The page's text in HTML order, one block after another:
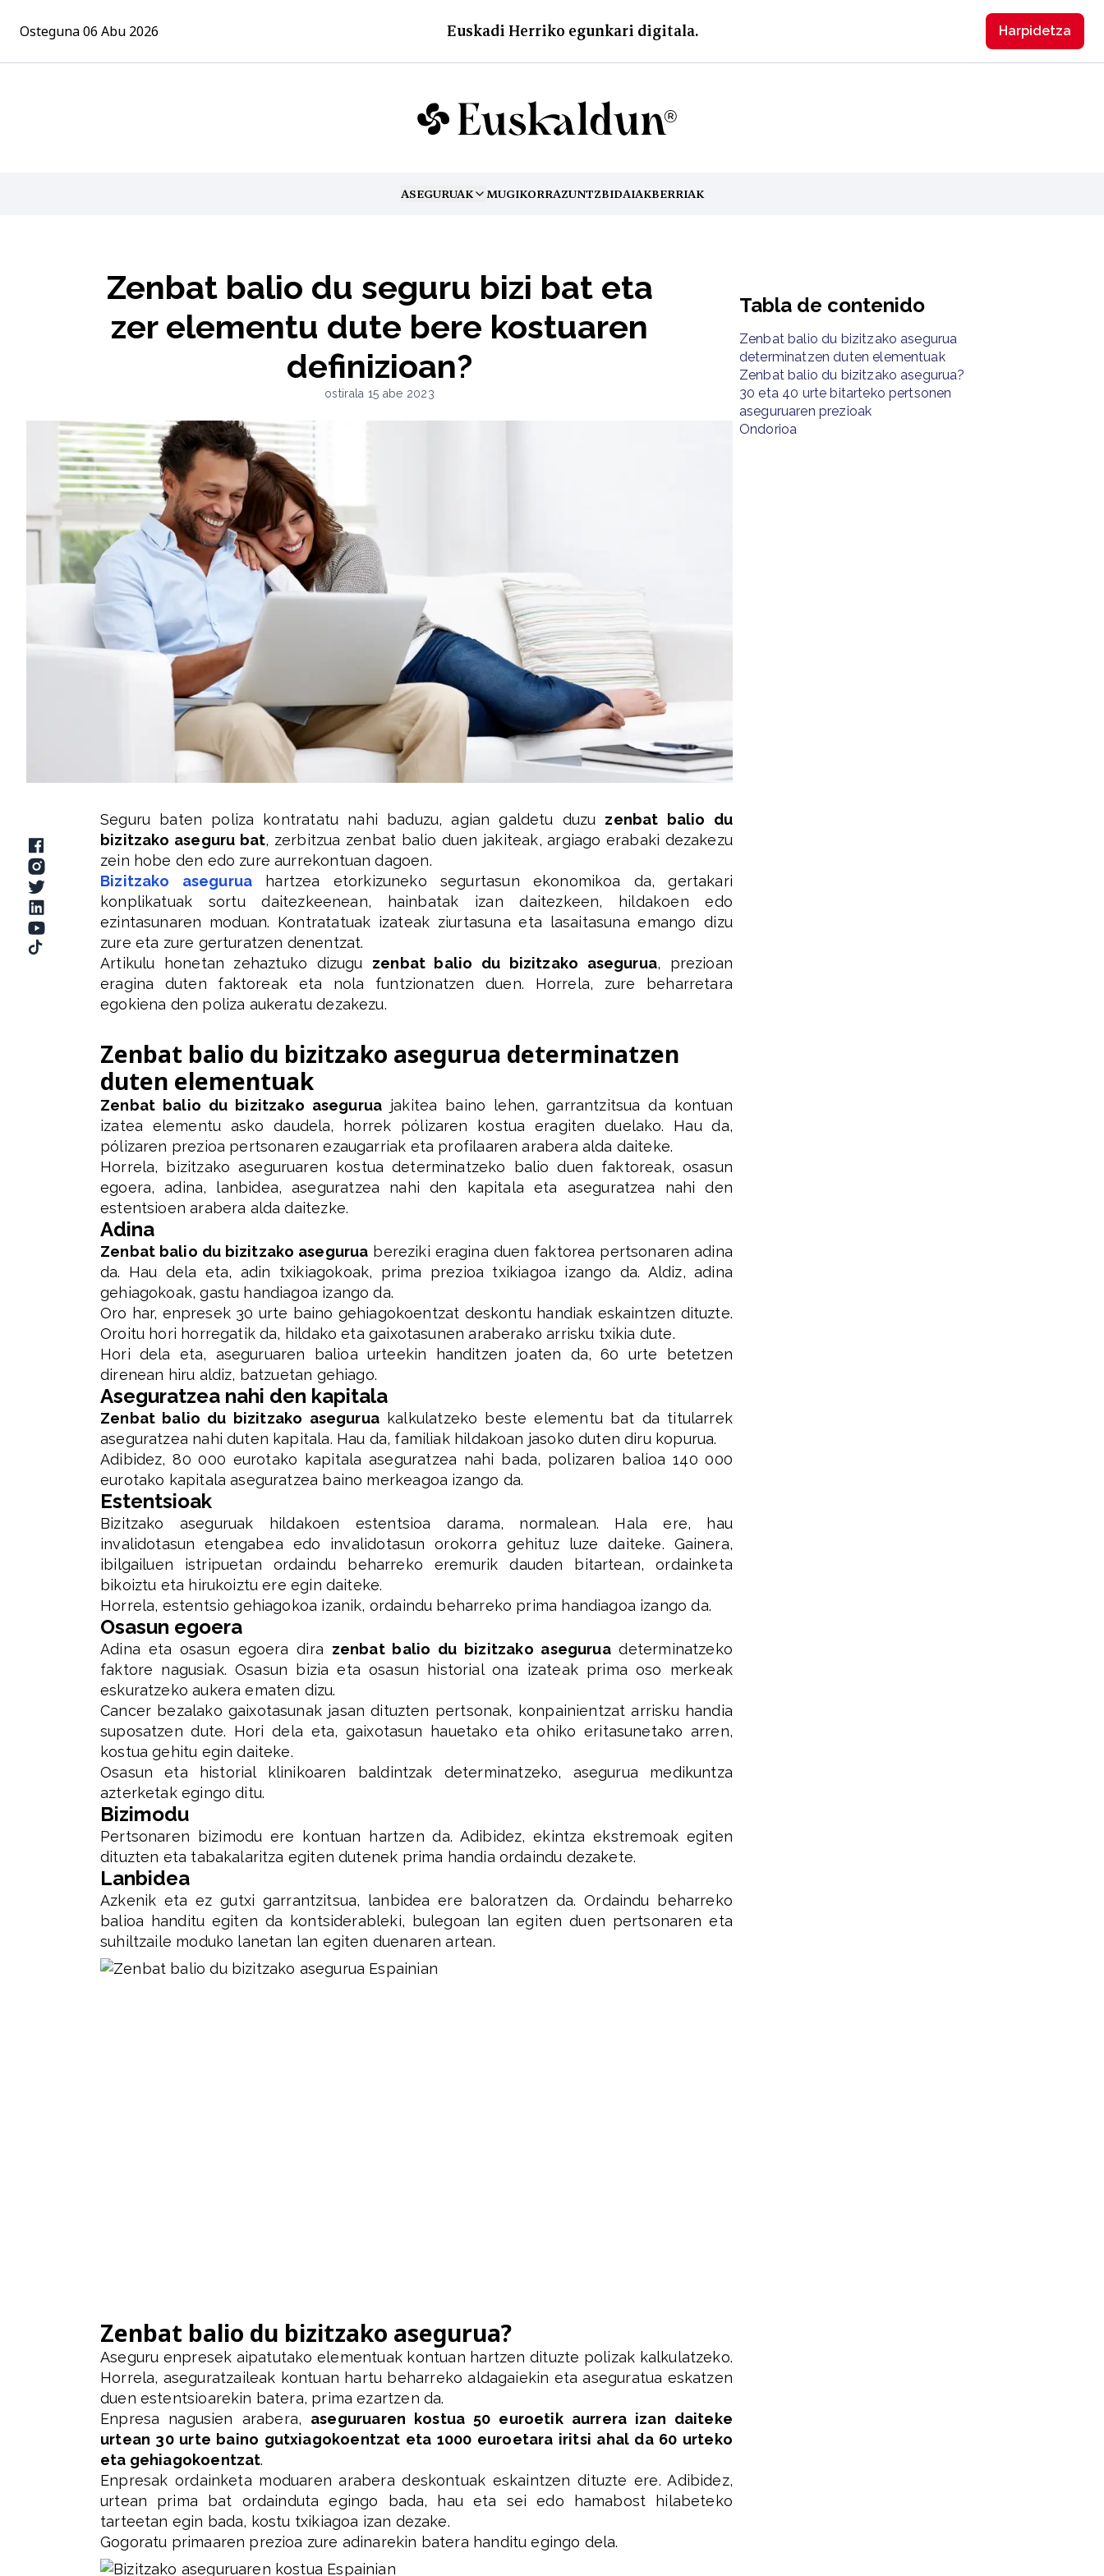
Osteguna 06 Abu 2026 Euskadi Herriko egunkari digitala. Harpidetzа
ASEGURUAK
TOGGLE MENUMUGIKORRAZUNTZBIDAIAKBERRIAK
Zenbat balio du seguru bizi bat eta
zer elementu dute bere kostuaren
definizioan?
ostirala 15 abe 2023
Seguru baten poliza kontratatu nahi baduzu, agian galdetu duzu zenbat balio du
bizitzako aseguru bat, zerbitzua zenbat balio duen jakiteak, argiago erabaki dezakezu
zein hobe den edo zure aurrekontuan dagoen.
Bizitzako asegurua hartzea etorkizuneko segurtasun ekonomikoa da, gertakari
konplikatuak sortu daitezkeenean, hainbatak izan daitezkeen, hildakoen edo
ezintasunaren moduan. Kontratatuak izateak ziurtasuna eta lasaitasuna emango dizu
zure eta zure gerturatzen denentzat.
Artikulu honetan zehaztuko dizugu zenbat balio du bizitzako asegurua, prezioan
eragina duten faktoreak eta nola funtzionatzen duen. Horrela, zure beharretara
egokiena den poliza aukeratu dezakezu.
Zenbat balio du bizitzako asegurua determinatzen
duten elementuak
Zenbat balio du bizitzako asegurua jakitea baino lehen, garrantzitsua da kontuan
izatea elementu asko daudela, horrek pólizaren kostua eragiten duelako. Hau da,
pólizaren prezioa pertsonaren ezaugarriak eta profilaaren arabera alda daiteke.
Horrela, bizitzako aseguruaren kostua determinatzeko balio duen faktoreak, osasun
egoera, adina, lanbidea, aseguratzea nahi den kapitala eta aseguratzea nahi den
estentsioen arabera alda daitezke.
Adina
Zenbat balio du bizitzako asegurua bereziki eragina duen faktorea pertsonaren adina
da. Hau dela eta, adin txikiagokoak, prima prezioa txikiagoa izango da. Aldiz, adina
gehiagokoak, gastu handiagoa izango da.
Oro har, enpresek 30 urte baino gehiagokoentzat deskontu handiak eskaintzen dituzte.
Oroitu hori horregatik da, hildako eta gaixotasunen araberako arrisku txikia dute.
Hori dela eta, aseguruaren balioa urteekin handitzen joaten da, 60 urte betetzen
direnean hiru aldiz, batzuetan gehiago.
Aseguratzea nahi den kapitala
Zenbat balio du bizitzako aseguruakalkulatzeko beste elementu bat da titularrek
aseguratzea nahi duten kapitala. Hau da, familiak hildakoan jasoko duten diru kopurua.
Adibidez, 80 000 eurotako kapitala aseguratzea nahi bada, polizaren balioa 140 000
eurotako kapitala aseguratzea baino merkeagoa izango da.
Estentsioak
Bizitzako aseguruak hildakoen estentsioa darama, normalean. Hala ere, hau
invalidotasun etengabea edo invalidotasun orokorra gehituz luze daiteke. Gainera,
ibilgailuen istripuetan ordaindu beharreko eremurik dauden bitartean, ordainketa
bikoiztu eta hirukoiztu ere egin daiteke.
Horrela, estentsio gehiagokoa izanik, ordaindu beharreko prima handiagoa izango da.
Osasun egoera
Adina eta osasun egoera dira zenbat balio du bizitzako aseguruadeterminatzeko
faktore nagusiak. Osasun bizia eta osasun historial ona izateak prima oso merkeak
eskuratzeko aukera ematen dizu.
Cancer bezalako gaixotasunak jasan dituzten pertsonak, konpainientzat arrisku handia
suposatzen dute. Hori dela eta, gaixotasun hauetako eta ohiko eritasunetako arren,
kostua gehitu egin daiteke.
Osasun eta historial klinikoaren baldintzak determinatzeko, asegurua medikuntza
azterketak egingo ditu.
Bizimodu
Pertsonaren bizimodu ere kontuan hartzen da. Adibidez, ekintza ekstremoak egiten
dituzten eta tabakalaritza egiten dutenek prima handia ordaindu dezakete.
Lanbidea
Azkenik eta ez gutxi garrantzitsua, lanbidea ere baloratzen da. Ordaindu beharreko
balioa handitu egiten da kontsiderableki, bulegoan lan egiten duen pertsonaren eta
suhiltzaile moduko lanetan lan egiten duenaren artean.
Zenbat balio du bizitzako asegurua?
Aseguru enpresek aipatutako elementuak kontuan hartzen dituzte polizak kalkulatzeko.
Horrela, aseguratzaileak kontuan hartu beharreko aldagaiekin eta aseguratua eskatzen
duen estentsioarekin batera, prima ezartzen da.
Enpresa nagusien arabera, aseguruaren kostua 50 euroetik aurrera izan daiteke
urtean 30 urte baino gutxiagokoentzat eta 1000 euroetara iritsi ahal da 60 urteko
eta gehiagokoentzat.
Enpresak ordainketa moduaren arabera deskontuak eskaintzen dituzte ere. Adibidez,
urtean prima bat ordainduta egingo bada, hau eta sei edo hamabost hilabeteko
tarteetan egin bada, kostu txikiagoa izan dezake.
Gogoratu primaaren prezioa zure adinarekin batera handitu egingo dela.
Tabla de contenido
Zenbat balio du bizitzako asegurua
determinatzen duten elementuak
Zenbat balio du bizitzako asegurua?
30 eta 40 urte bitarteko pertsonen
aseguruaren prezioak
Ondorioa